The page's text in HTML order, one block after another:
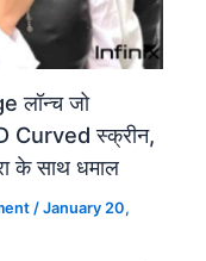
लॉन्च जो
Curved स्क्रीन,
के साथ धमाल
/January 20,